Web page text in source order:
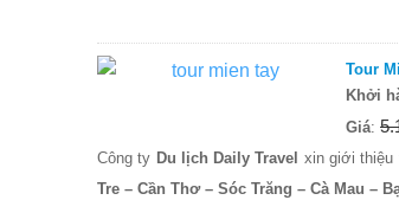
Tour
Khởi
Giá:
Công ty Du lịch Daily Travel xin giới
Tre – Cần Thơ – Sóc Trăng – Cà Mau –